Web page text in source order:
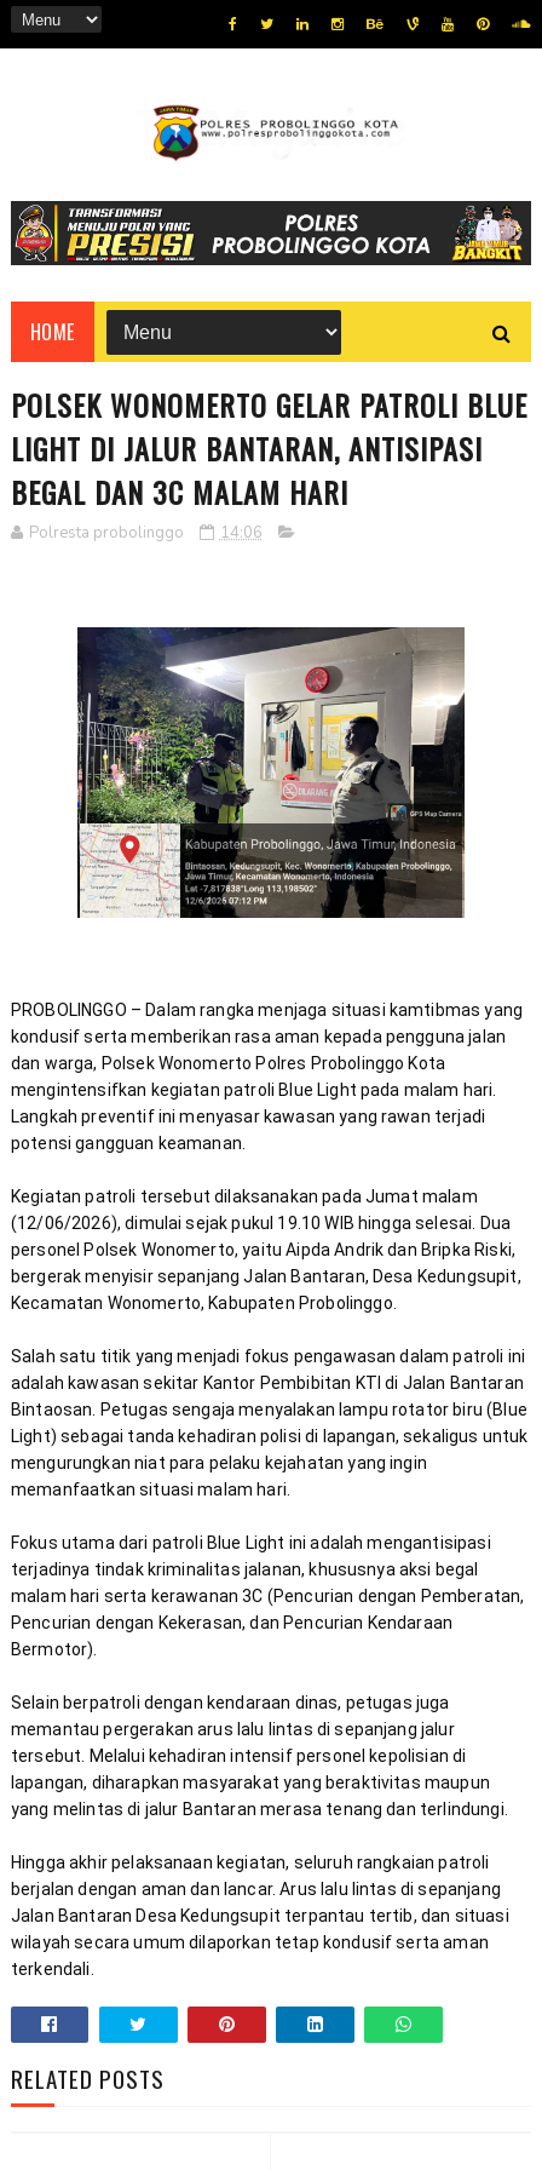
HOME
POLSEK WONOMERTO GELAR PATROLI BLUE
LIGHT DI JALUR BANTARAN, ANTISIPASI
BEGAL DAN 3C MALAM HARI
Polresta probolinggo 14:06
PROBOLINGGO – Dalam rangka menjaga situasi kamtibmas yang
kondusif serta memberikan rasa aman kepada pengguna jalan
dan warga, Polsek Wonomerto Polres Probolinggo Kota
mengintensifkan kegiatan patroli Blue Light pada malam hari.
Langkah preventif ini menyasar kawasan yang rawan terjadi
Kegiatan patroli tersebut dilaksanakan pada Jumat malam
(12/06/2026), dimulai sejak pukul 19.10 WIB hingga selesai. Dua
personel Polsek Wonomerto, yaitu Aipda Andrik dan Bripka Riski,
bergerak menyisir sepanjang Jalan Bantaran, Desa Kedungsupit,
Salah satu titik yang menjadi fokus pengawasan dalam patroli ini
adalah kawasan sekitar Kantor Pembibitan KTI di Jalan Bantaran
Bintaosan. Petugas sengaja menyalakan lampu rotator biru (Blue
Light) sebagai tanda kehadiran polisi di lapangan, sekaligus untuk
mengurungkan niat para pelaku kejahatan yang ingin
Fokus utama dari patroli Blue Light ini adalah mengantisipasi
terjadinya tindak kriminalitas jalanan, khususnya aksi begal
malam hari serta kerawanan 3C (Pencurian dengan Pemberatan,
Pencurian dengan Kekerasan, dan Pencurian Kendaraan
Selain berpatroli dengan kendaraan dinas, petugas juga
memantau pergerakan arus lalu lintas di sepanjang jalur
tersebut. Melalui kehadiran intensif personel kepolisian di
lapangan, diharapkan masyarakat yang beraktivitas maupun
Hingga akhir pelaksanaan kegiatan, seluruh rangkaian patroli
berjalan dengan aman dan lancar. Arus lalu lintas di sepanjang
Jalan Bantaran Desa Kedungsupit terpantau tertib, dan situasi
wilayah secara umum dilaporkan tetap kondusif serta aman
terkendali.
RELATED POSTS